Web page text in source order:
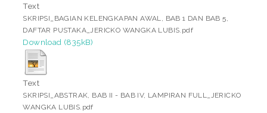
Text
SKRIPSI_BAGIAN KELENGKAPAN AWAL, BAB 1 DAN BAB 5,
DAFTAR PUSTAKA_JERICKO WANGKA LUBIS.pdf
Download (835kB)
Text
SKRIPSI_ABSTRAK, BAB II - BAB IV, LAMPIRAN FULL_JERICKO
WANGKA LUBIS.pdf